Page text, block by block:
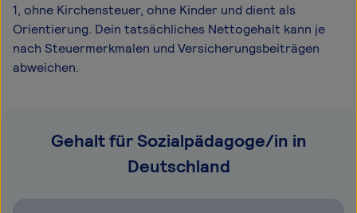
1, ohne Kirchensteuer, ohne Kinder und dient als
Orientierung. Dein tatsächliches Nettogehalt kann je
nach Steuermerkmalen und Versicherungsbeiträgen
abweichen.
Gehalt für Sozialpädagoge/in in
Deutschland